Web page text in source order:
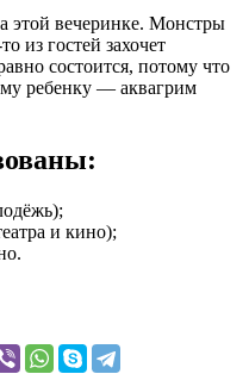
этой вечеринке. Монстры
из гостей захочет
состоится, потому что
ребенку — аквагрим
и кино);